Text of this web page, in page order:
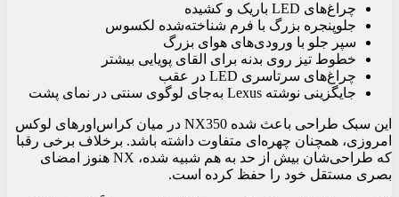
چراغ‌های LED باریک و کشیده
جلوپنجره بزرگ با فرم شناخته‌شده لکسوس
سپر جلو با ورودی‌های هوای بزرگ
خطوط تیز روی بدنه برای القای پویایی بیشتر
چراغ‌های سرتاسری LED در عقب
جایگزینی نوشته Lexus به‌جای لوگوی سنتی در نمای پشت
این سبک طراحی باعث شده NX350 در میان کراس‌اورهای لوکس
امروزی، همچنان چهره‌ای متفاوت داشته باشد. برخلاف برخی رقبا
که طراحی‌شان بیش از حد به هم شبیه شده، NX هنوز امضای
بصری مستقل خود را حفظ کرده است.